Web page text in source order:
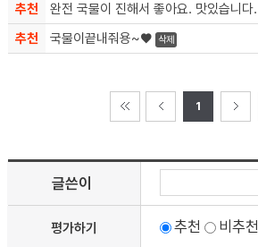
추천
완전 국물이 진해서 좋아요. 맛있습니다.
추천
국물이끝내줘용~♥ 삭제
1
글쓴이
평가하기 추천 비추천